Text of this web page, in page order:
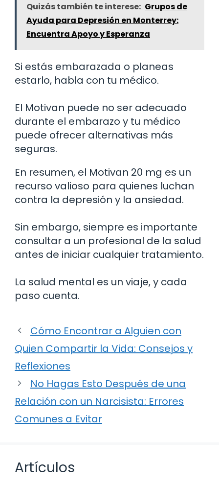
Quizás también te interese: Grupos de
Ayuda para Depresión en Monterrey:
Encuentra Apoyo y Esperanza
Si estás embarazada o planeas
estarlo, habla con tu médico.
El Motivan puede no ser adecuado
durante el embarazo y tu médico
puede ofrecer alternativas más
seguras.
En resumen, el Motivan 20 mg es un
recurso valioso para quienes luchan
contra la depresión y la ansiedad.
Sin embargo, siempre es importante
consultar a un profesional de la salud
antes de iniciar cualquier tratamiento.
La salud mental es un viaje, y cada
paso cuenta.
Cómo Encontrar a Alguien con
Quien Compartir la Vida: Consejos y
Reflexiones
No Hagas Esto Después de una
Relación con un Narcisista: Errores
Comunes a Evitar
Artículos